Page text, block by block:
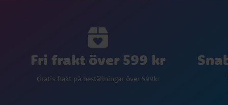
Fri frakt över 599 kr
Gratis frakt på beställningar över 599kr